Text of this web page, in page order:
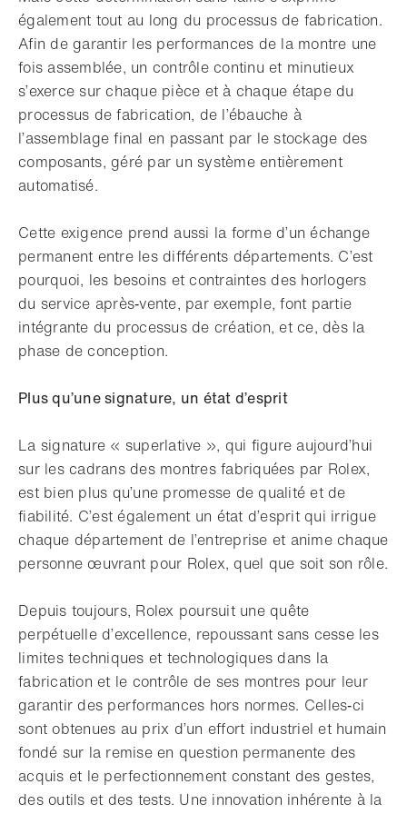
également tout au long du processus de fabrication.
Afin de garantir les performances de la montre une
fois assemblée, un contrôle continu et minutieux
s’exerce sur chaque pièce et à chaque étape du
processus de fabrication, de l’ébauche à
l’assemblage final en passant par le stockage des
composants, géré par un système entièrement
automatisé.
Cette exigence prend aussi la forme d’un échange
permanent entre les différents départements. C’est
pourquoi, les besoins et contraintes des horlogers
du service après‑vente, par exemple, font partie
intégrante du processus de création, et ce, dès la
phase de conception.
Plus qu’une signature, un état d’esprit
La signature « superlative », qui figure aujourd’hui
sur les cadrans des montres fabriquées par Rolex,
est bien plus qu’une promesse de qualité et de
fiabilité. C’est également un état d’esprit qui irrigue
chaque département de l’entreprise et anime chaque
personne œuvrant pour Rolex, quel que soit son rôle.
Depuis toujours, Rolex poursuit une quête
perpétuelle d’excellence, repoussant sans cesse les
limites techniques et technologiques dans la
fabrication et le contrôle de ses montres pour leur
garantir des performances hors normes. Celles‑ci
sont obtenues au prix d’un effort industriel et humain
fondé sur la remise en question permanente des
acquis et le perfectionnement constant des gestes,
des outils et des tests. Une innovation inhérente à la